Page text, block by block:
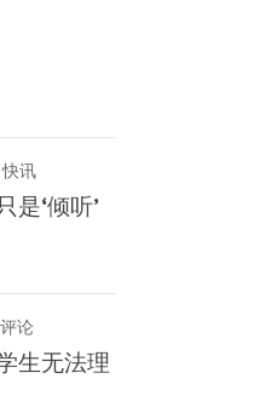
快讯
是‘倾听’
评论
生无法理